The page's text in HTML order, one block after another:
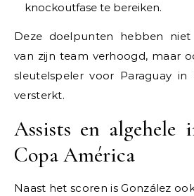
knockoutfase te bereiken.
Deze doelpunten hebben
van zijn team verhoogd, maar
sleutelspeler voor Paraguay
versterkt.
Assists en algehele
Copa América
Naast het scoren is González